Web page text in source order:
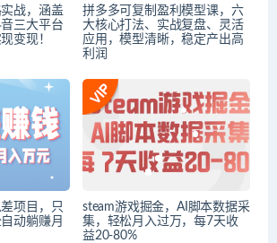
战，涵盖
三大平台
变现！
拼多多可复制盈利模型课，六
大核心打法、实战复盘、灵活
应用，模型清晰，稳定产出高
利润
项目，只
动躺赚月
steam游戏掘金，AI脚本数据采
集，轻松月入过万，每7天收
益20-80%